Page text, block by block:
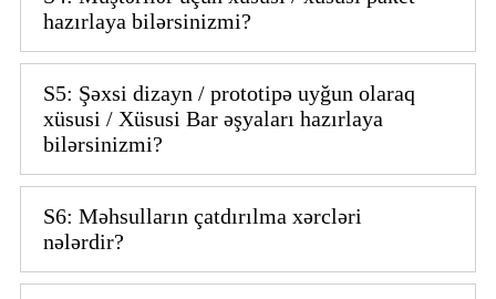
hazırlaya bilərsinizmi?
S5: Şəxsi dizayn / prototipə uyğun olaraq
xüsusi / Xüsusi Bar əşyaları hazırlaya
bilərsinizmi?
S6: Məhsulların çatdırılma xərcləri
nələrdir?